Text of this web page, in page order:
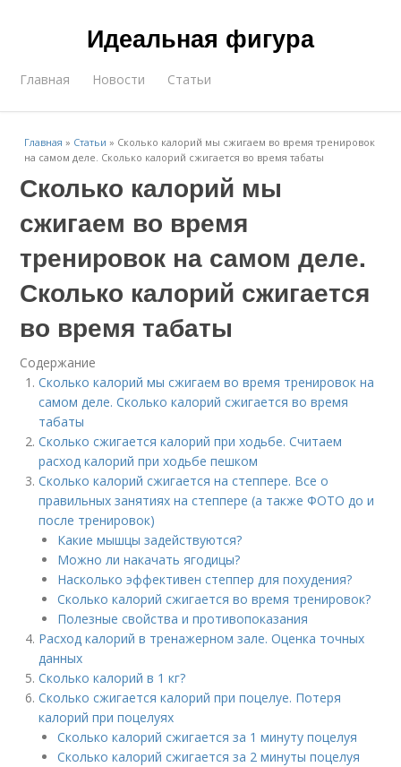
Идеальная фигура
Главная Новости Статьи
Главная » Статьи » Сколько калорий мы сжигаем во время тренировок
на самом деле. Сколько калорий сжигается во время табаты
Сколько калорий мы
сжигаем во время
тренировок на самом деле.
Сколько калорий сжигается
во время табаты
Содержание
Сколько калорий мы сжигаем во время тренировок на
самом деле. Сколько калорий сжигается во время
табаты
Сколько сжигается калорий при ходьбе. Считаем
расход калорий при ходьбе пешком
Сколько калорий сжигается на степпере. Все о
правильных занятиях на степпере (а также ФОТО до и
после тренировок)
Какие мышцы задействуются?
Можно ли накачать ягодицы?
Насколько эффективен степпер для похудения?
Сколько калорий сжигается во время тренировок?
Полезные свойства и противопоказания
Расход калорий в тренажерном зале. Оценка точных
данных
Сколько калорий в 1 кг?
Сколько сжигается калорий при поцелуе. Потеря
калорий при поцелуях
Сколько калорий сжигается за 1 минуту поцелуя
Сколько калорий сжигается за 2 минуты поцелуя